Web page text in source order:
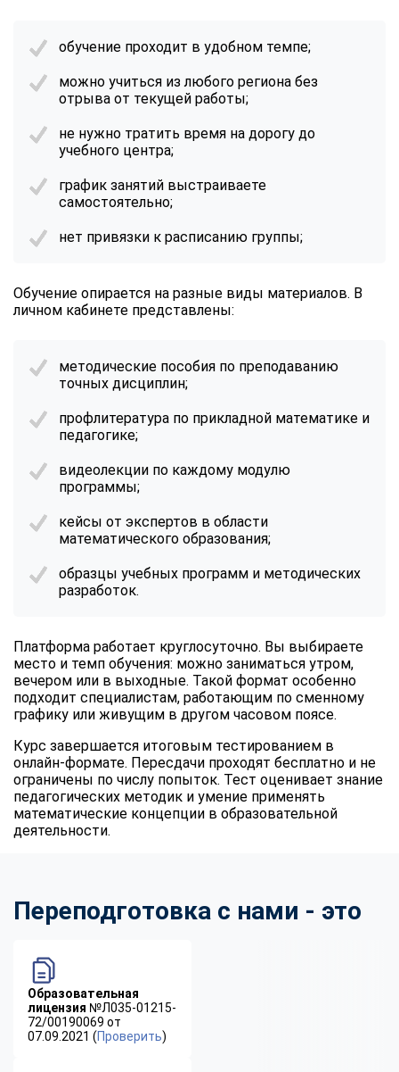
обучение проходит в удобном темпе;
можно учиться из любого региона без
отрыва от текущей работы;
не нужно тратить время на дорогу до
учебного центра;
график занятий выстраиваете
самостоятельно;
нет привязки к расписанию группы;
Обучение опирается на разные виды материалов. В
личном кабинете представлены:
методические пособия по преподаванию
точных дисциплин;
профлитература по прикладной математике и
педагогике;
видеолекции по каждому модулю
программы;
кейсы от экспертов в области
математического образования;
образцы учебных программ и методических
разработок.
Платформа работает круглосуточно. Вы выбираете
место и темп обучения: можно заниматься утром,
вечером или в выходные. Такой формат особенно
подходит специалистам, работающим по сменному
графику или живущим в другом часовом поясе.
Курс завершается итоговым тестированием в
онлайн-формате. Пересдачи проходят бесплатно и не
ограничены по числу попыток. Тест оценивает знание
педагогических методик и умение применять
математические концепции в образовательной
деятельности.
Переподготовка с нами - это
Образовательная
лицензия №Л035-01215-
72/00190069 от
07.09.2021 (Проверить)